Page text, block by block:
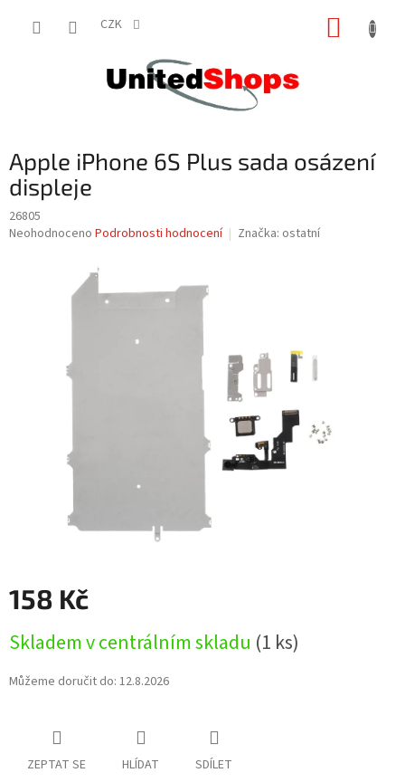
CZK
Apple iPhone 6S Plus sada osázení
displeje
26805
Průměrné
Neohodnoceno Podrobnosti hodnocení Značka: ostatní
158 Kč
cena:
Skladem v centrálním skladu (1 ks)
Můžeme doručit do: 12.8.2026
ZEPTAT SE HLÍDAT SDÍLET